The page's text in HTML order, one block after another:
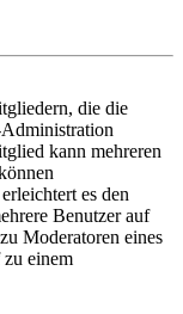
die die
kann mehreren
es den
Benutzer auf
Moderatoren eines
einem